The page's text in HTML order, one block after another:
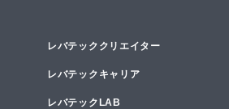
レバテッククリエイター
レバテックキャリア
レバテックLAB